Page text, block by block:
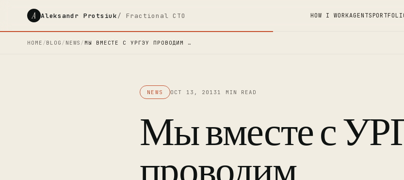
A Aleksandr Protsiuk/ Fractional CTO HOW I WORKAGENTS
HOME /BLOG / NEWS / МЫ ВМЕСТЕ С УРГЭУ ПРОВОДИМ …
NEWS OCT 13, 2013 1 MIN READ
Мы вместе с